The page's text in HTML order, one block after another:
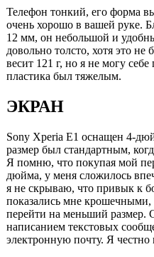
Телефон тонкий, его форма
очень хорошо в вашей руке.
12 мм, он небольшой и
довольно толсто, хотя это
весит 121 г, но я не могу себе
пластика был тяжелым.
ЭКРАН
Sony Xperia E1 оснащен 4-
размер был стандартным,
Я помню, что покупая мой
дюйма, у меня сложилось
я не скрываю, что привык к
показались мне крошечными,
перейти на меньший размер.
написанием текстовых
электронную почту. Я честно